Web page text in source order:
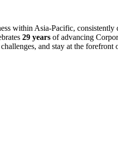
within Asia-Pacific,
29 years of advancing
and stay at the